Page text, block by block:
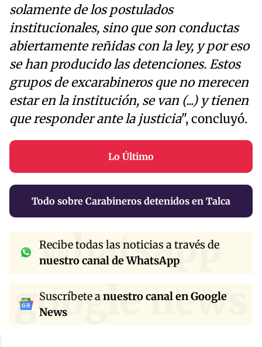
solamente de los postulados
institucionales, sino que son conductas
abiertamente reñidas con la ley, y por eso
se han producido las detenciones. Estos
grupos de excarabineros que no merecen
estar en la institución, se van (...) y tienen
que responder ante la justicia", concluyó.
Lo Último
Todo sobre Carabineros detenidos en Talca
whatsapp
Recibe todas las noticias a través de
nuestro canal de WhatsApp
google news
Suscríbete anuestro canal en Google
News